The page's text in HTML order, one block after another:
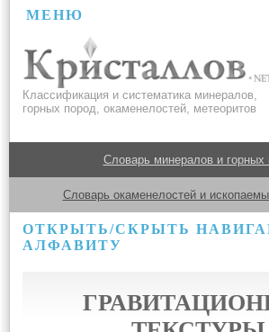
МЕНЮ
Классификация и систематика минералов,
горных пород, окаменелостей, метеоритов
Словарь минералов и горных
Словарь окаменелостей и
ОТКРЫТЬ/СКРЫТЬ
АЛФАВИТУ